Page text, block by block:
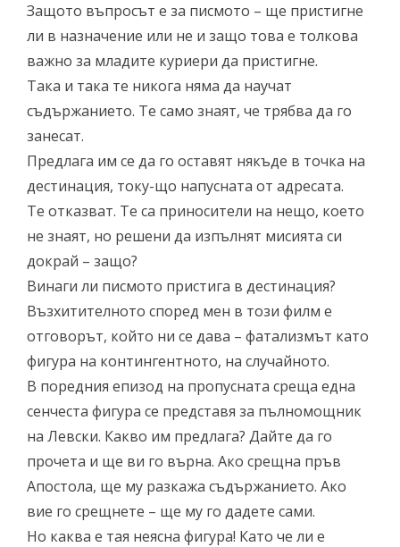
Защото въпросът е за писмото – ще пристигне
ли в назначение или не и защо това е толкова
важно за младите куриери да пристигне.
Така и така те никога няма да научат
съдържанието. Те само знаят, че трябва да го
занесат.
Предлага им се да го оставят някъде в точка на
дестинация, току-що напусната от адресата.
Те отказват. Те са приносители на нещо, което
не знаят, но решени да изпълнят мисията си
докрай – защо?
Винаги ли писмото пристига в дестинация?
Възхитителното според мен в този филм е
отговорът, който ни се дава – фатализмът като
фигура на контингентното, на случайното.
В поредния епизод на пропусната среща една
сенчеста фигура се представя за пълномощник
на Левски. Какво им предлага? Дайте да го
прочета и ще ви го върна. Ако срещна пръв
Апостола, ще му разкажа съдържанието. Ако
вие го срещнете – ще му го дадете сами.
Но каква е тая неясна фигура! Като че ли е